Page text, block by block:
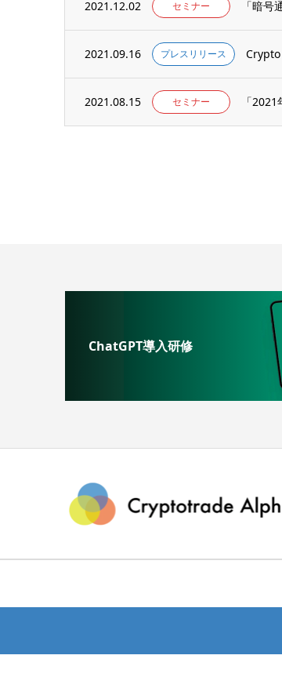
2021.12.02 セミナー 「暗
2021.09.16 プレスリリース Crypto
2021.08.15 セミナー 「
ChatGPT導入研修